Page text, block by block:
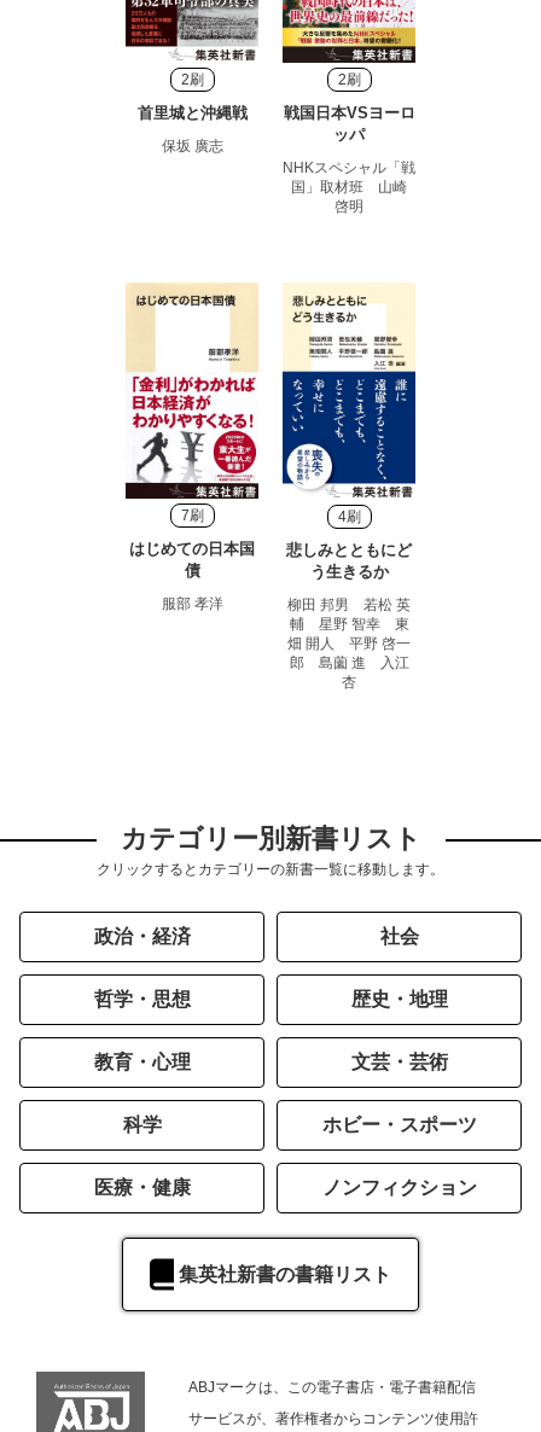
2刷
首里城と沖縄戦
保坂 廣志
2刷
戦国日本VSヨーロ
ッパ
NHKスペシャル「戦
国」取材班 山崎
啓明
7刷
はじめての日本国
債
服部 孝洋
4刷
悲しみとともにど
う生きるか
柳田 邦男 若松 英
輔 星野 智幸 東
畑 開人 平野 啓一
郎 島薗 進 入江
杏
カテゴリー別新書リスト
クリックするとカテゴリーの新書一覧に移動します。
政治・経済 社会
哲学・思想 歴史・地理
教育・心理 文芸・芸術
科学 ホビー・スポーツ
医療・健康 ノンフィクション
集英社新書の書籍リスト
ABJマークは、この電子書店・電子書籍配信
サービスが、著作権者からコンテンツ使用許